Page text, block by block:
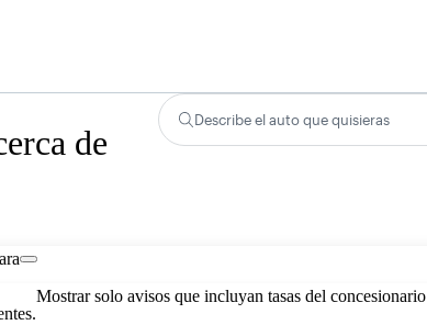
de
Describe el auto que quisieras
Mostrar solo avisos que incluyan tasas del concesionario